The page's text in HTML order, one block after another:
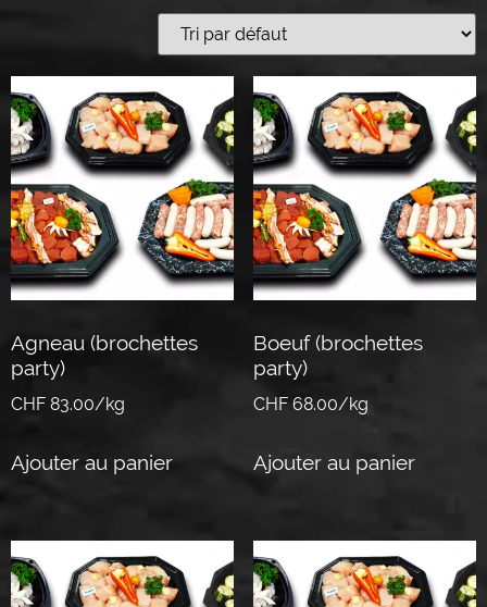
Agneau (brochettes
party)
CHF 83.00/kg
Ajouter au panier
Boeuf (brochettes
party)
CHF 68.00/kg
Ajouter au panier